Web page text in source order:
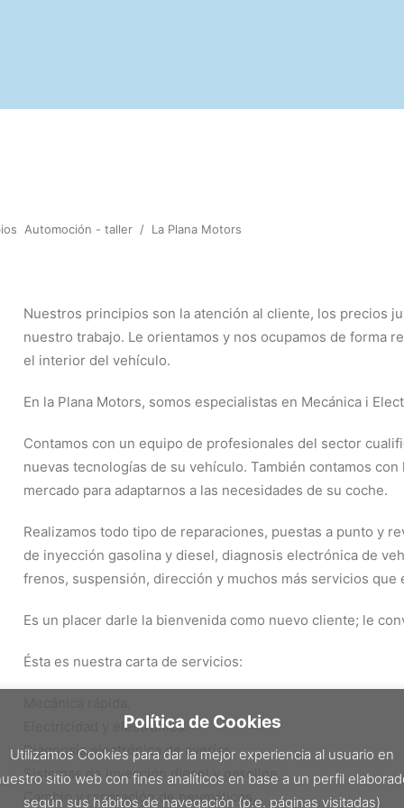
Automoción - taller / La Plana Motors
Nuestros principios son la atención al cliente, los precios
nuestro trabajo. Le orientamos y nos ocupamos de forma
el interior del vehículo.
En la Plana Motors, somos especialistas en Mecánica i
Contamos con un equipo de profesionales del sector
nuevas tecnologías de su vehículo. También contamos
mercado para adaptarnos a las necesidades de su coche.
Realizamos todo tipo de reparaciones, puestas a punto y
de inyección gasolina y diesel, diagnosis electrónica de
frenos, suspensión, dirección y muchos más servicios
Es un placer darle la bienvenida como nuevo cliente; le
Ésta es nuestra carta de servicios:
Electricidad y electrónica.
Diagnosis electrónica de averías.
Sistemas de inyección diesel y gasolina.
Cambio y reparación de neumáticos.
Política de Cookies
Utilizamos Cookies para dar la mejor experiencia al usuario en
sitio web con fines analíticos en base a un perfil
según sus hábitos de navegación (p.e. páginas visitadas)